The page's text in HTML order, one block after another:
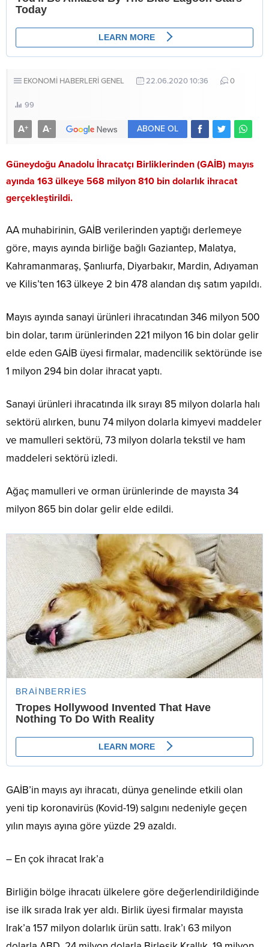
EKONOMİ HABERLERİGENEL 22.06.2020 10:36 0
99
A+ A- ABONE OL
Güneydoğu Anadolu İhracatçı Birliklerinden (GAİB) mayıs
ayında 163 ülkeye 568 milyon 810 bin dolarlık ihracat
gerçekleştirildi.
AA muhabirinin, GAİB verilerinden yaptığı derlemeye
göre, mayıs ayında birliğe bağlı Gaziantep, Malatya,
Kahramanmaraş, Şanlıurfa, Diyarbakır, Mardin, Adıyaman
ve Kilis’ten 163 ülkeye 2 bin 478 alandan dış satım yapıldı.
Mayıs ayında sanayi ürünleri ihracatından 346 milyon 500
bin dolar, tarım ürünlerinden 221 milyon 16 bin dolar gelir
elde eden GAİB üyesi firmalar, madencilik sektöründe ise
1 milyon 294 bin dolar ihracat yaptı.
Sanayi ürünleri ihracatında ilk sırayı 85 milyon dolarla halı
sektörü alırken, bunu 74 milyon dolarla kimyevi maddeler
ve mamulleri sektörü, 73 milyon dolarla tekstil ve ham
maddeleri sektörü izledi.
Ağaç mamulleri ve orman ürünlerinde de mayısta 34
milyon 865 bin dolar gelir elde edildi.
GAİB’in mayıs ayı ihracatı, dünya genelinde etkili olan
yeni tip koronavirüs (Kovid-19) salgını nedeniyle geçen
yılın mayıs ayına göre yüzde 29 azaldı.
– En çok ihracat Irak’a
Birliğin bölge ihracatı ülkelere göre değerlendirildiğinde
ise ilk sırada Irak yer aldı. Birlik üyesi firmalar mayısta
Irak’a 157 milyon dolarlık ürün sattı. Irak’ı 63 milyon